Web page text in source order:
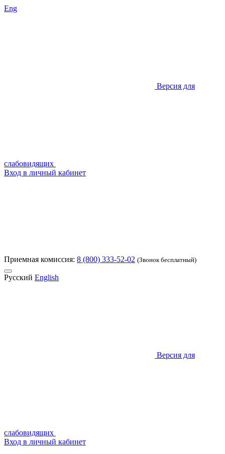
Eng
Версия для
слабовидящих
Вход в личный кабинет
Приемная комиссия: 8 (800) 333-52-02 (Звонок бесплатный)
Русский English
Версия для
слабовидящих
Вход в личный кабинет